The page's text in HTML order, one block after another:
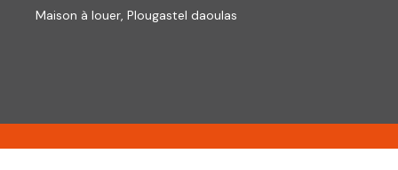
Maison à louer, Plougastel daoulas